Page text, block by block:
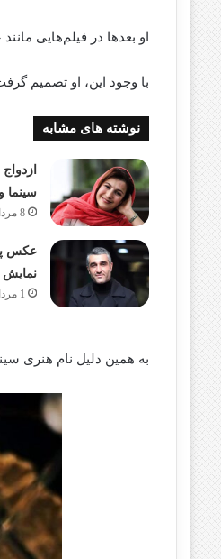
او بعدها در فیلم‌هایی
با وجود این، او تصمیم
نوشته های مشابه
سینما
8 مرداد 1405
عکس
1 مرداد 1405
به همین دلیل نام هنری